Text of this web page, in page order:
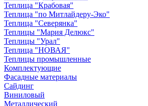
Теплица "Крабовая"
Теплица "по Митлайдеру-Эко"
Теплица "Северянка"
Теплицы "Мария Делюкс"
Теплицы "Урал"
Теплица "НОВАЯ"
Теплицы промышленные
Комплектующие
Фасадные материалы
Сайдинг
Виниловый
Металлический